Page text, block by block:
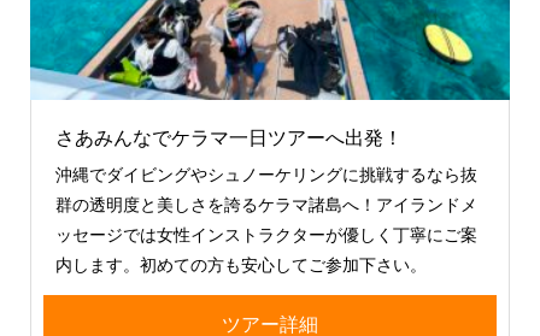
さあみんなでケラマ一日ツアーへ出発！
沖縄でダイビングやシュノーケリングに挑戦するなら抜
群の透明度と美しさを誇るケラマ諸島へ！アイランドメ
ッセージでは女性インストラクターが優しく丁寧にご案
内します。初めての方も安心してご参加下さい。
ツアー詳細